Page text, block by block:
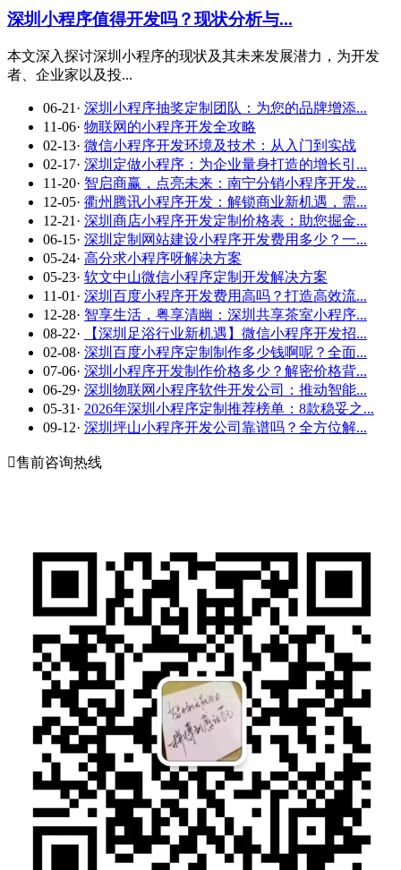
深圳小程序值得开发吗？现状分析与...
本文深入探讨深圳小程序的现状及其未来发展潜力，为开发
者、企业家以及投...
06-21 · 深圳小程序抽奖定制团队：为您的品牌增添...
11-06· 物联网的小程序开发全攻略
02-13· 微信小程序开发环境及技术：从入门到实战
02-17· 深圳定做小程序：为企业量身打造的增长引...
11-20· 智启商赢，点亮未来：南宁分销小程序开发...
12-05· 衢州腾讯小程序开发：解锁商业新机遇，需...
12-21 · 深圳商店小程序开发定制价格表：助您掘金...
06-15· 深圳定制网站建设小程序开发费用多少？一...
05-24· 高分求小程序呀解决方案
05-23· 软文中山微信小程序定制开发解决方案
11-01 · 深圳百度小程序开发费用高吗？打造高效流...
12-28· 智享生活，粤享清幽：深圳共享茶室小程序...
08-22·
【深圳足浴行业新机遇】微信小程序开发招...
02-08· 深圳百度小程序定制制作多少钱啊呢？全面...
07-06· 深圳小程序开发制作价格多少？解密价格背...
06-29· 深圳物联网小程序软件开发公司：推动智能...
05-31 · 2026年深圳小程序定制推荐榜单：8款稳妥之...
09-12· 深圳坪山小程序开发公司靠谱吗？全方位解...
售前咨询热线